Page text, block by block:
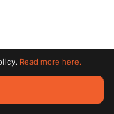
All trademarks
Read more here.